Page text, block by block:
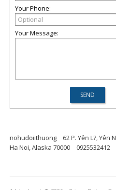
Your Phone:
Your Message:
nohudoiithuong
62 P. Yên L?, Yên
Ha Noi, Alaska 70000
0925532412